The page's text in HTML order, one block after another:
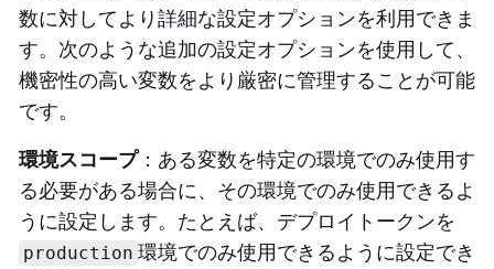
数に対してより詳細な設定オプションを利用できま
す。次のような追加の設定オプションを使用して、
機密性の高い変数をより厳密に管理することが可能
です。
環境スコープ：ある変数を特定の環境でのみ使用す
る必要がある場合に、その環境でのみ使用できるよ
うに設定します。たとえば、デプロイトークンを
production 環境でのみ使用できるように設定でき